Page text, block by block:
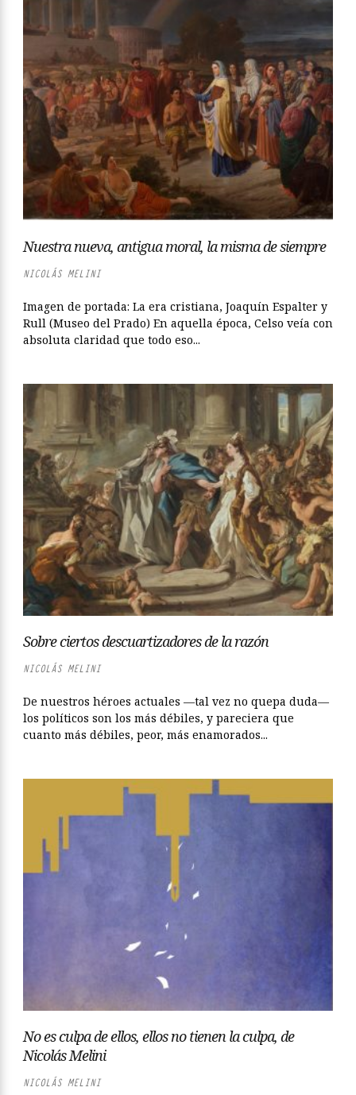
Nuestra nueva, antigua moral, la misma de siempre
NICOLÁS MELINI
Imagen de portada: La era cristiana, Joaquín Espalter y
Rull (Museo del Prado) En aquella época, Celso veía con
absoluta claridad que todo eso...
Sobre ciertos descuartizadores de la razón
NICOLÁS MELINI
De nuestros héroes actuales —tal vez no quepa duda—
los políticos son los más débiles, y pareciera que
cuanto más débiles, peor, más enamorados...
No es culpa de ellos, ellos no tienen la culpa, de
Nicolás Melini
NICOLÁS MELINI